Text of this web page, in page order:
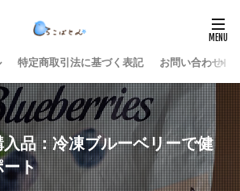
特定商取引法に基づく表記 お問い合わせ
品：冷凍ブルーベリーで健
ート